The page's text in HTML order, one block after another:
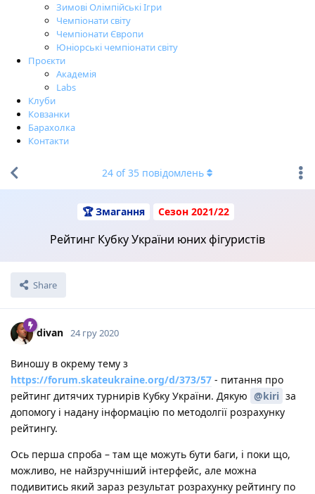
Зимові Олімпійські Ігри
Чемпіонати світу
Чемпіонати Європи
Юніорські чемпіонати світу
Проєкти
Академія
Labs
Клуби
Ковзанки
Барахолка
Контакти
🏆 Змагання Сезон 2021/22
Рейтинг Кубку України юних фігуристів
Share
24 of35 повідомлень
divan 24 гру 2020
Виношу в окрему тему з
https://forum.skateukraine.org/d/373/57 - питання про
рейтинг дитячих турнирів Кубку України. Дякую @kiri за
допомогу і надану інформацію по методолгії розрахунку
рейтингу.
Ось перша спроба – там ще можуть бути баги, і поки що,
можливо, не найзручніший інтерфейс, але можна
подивитись який зараз результат розрахунку рейтингу по